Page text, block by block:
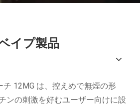
イプ製品
チ 12MG は、控えめで無煙の形
ンの刺激を好むユーザー向けに設